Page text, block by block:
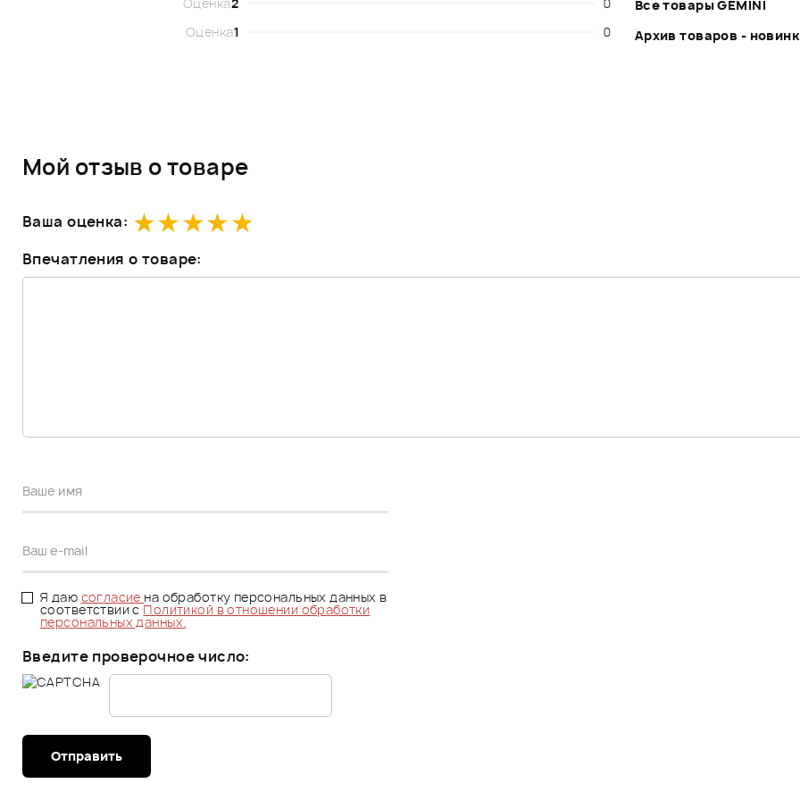
Оценка1 0
Все товары GEMINI
Архив товаров -
Мой отзыв о товаре
Ваша оценка:
Впечатления о товаре:
Я даю согласие на обработку персональных данных в
соответствии сПолитикой в отношении обработки
персональных данных.
Введите проверочное число:
Отправить